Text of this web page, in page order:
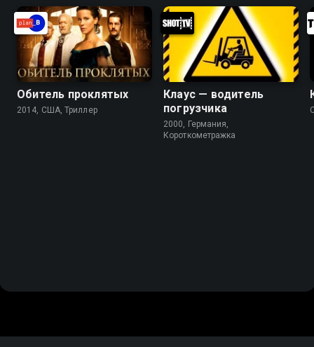
Обитель проклятых
2014, США, Триллер
Клаус — водитель
погрузчика
2000, Германия,
Короткометражка